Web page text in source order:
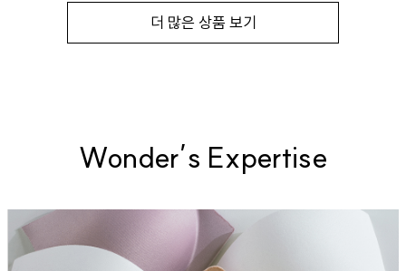
더 많은 상품 보기
Wonder’s Expertise